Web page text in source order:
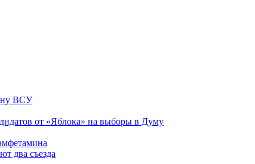
ВСУ
от «Яблока» на выборы в Думу
два съезда